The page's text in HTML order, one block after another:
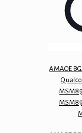
AMAOE